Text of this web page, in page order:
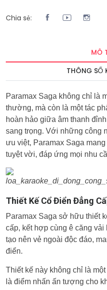
Chia sẻ:
MÔ
THÔNG SỐ
Paramax Saga không chỉ là
thường, mà còn là một tác
hoàn hảo giữa âm thanh
sang trọng. Với những công
ưu việt, Paramax Saga
tuyệt vời, đáp ứng mọi nhu
Thiết Kế Cổ Điển Đẳng
Paramax Saga sở hữu thiết
cấp, kết hợp cùng ê căng
tạo nên vẻ ngoài độc đáo,
điển.
Thiết kế này không chỉ là
là điểm nhấn ấn tượng cho